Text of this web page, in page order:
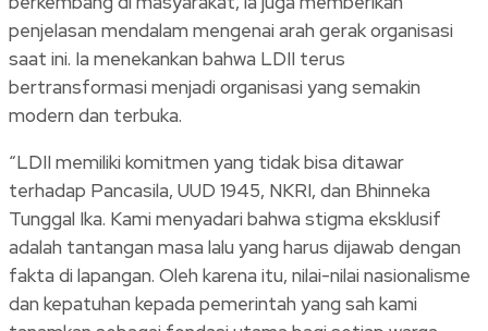
penjelasan mendalam mengenai arah gerak organisasi
saat ini. Ia menekankan bahwa LDII terus
bertransformasi menjadi organisasi yang semakin
modern dan terbuka.
“LDII memiliki komitmen yang tidak bisa ditawar
terhadap Pancasila, UUD 1945, NKRI, dan Bhinneka
Tunggal Ika. Kami menyadari bahwa stigma eksklusif
adalah tantangan masa lalu yang harus dijawab dengan
fakta di lapangan. Oleh karena itu, nilai-nilai nasionalisme
dan kepatuhan kepada pemerintah yang sah kami